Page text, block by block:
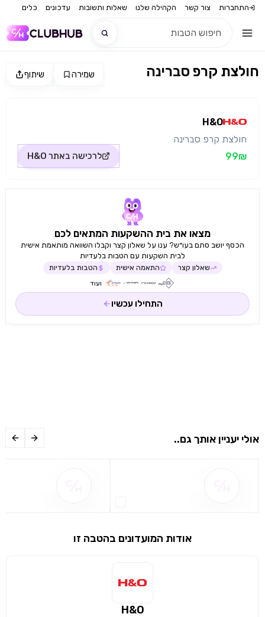
התחברות צור קשר הקהילה שלנו שאלות ותשובות עדכונים כלים
שיתוף
מימוש הטבה זו ניתן רק לחברי
הבנתי, המשך לאתר
שיתוף שמירה חולצת קרפ סברינה
H&O
חולצת קרפ סברינה
99₪
לרכישה באתר H&O
מצאו את בית ההשקעות המתאים לכם
הכסף יושב סתם בעו״ש? ענו על שאלון קצר וקבלו השוואה מותאמת אישית
לבית השקעות עם הטבות בלעדיות
שאלון קצר התאמה אישית הטבות בלעדיות
ועוד
התחילו עכשיו
אולי יעניין אותך גם..
אודות המועדונים בהטבה זו
H&O